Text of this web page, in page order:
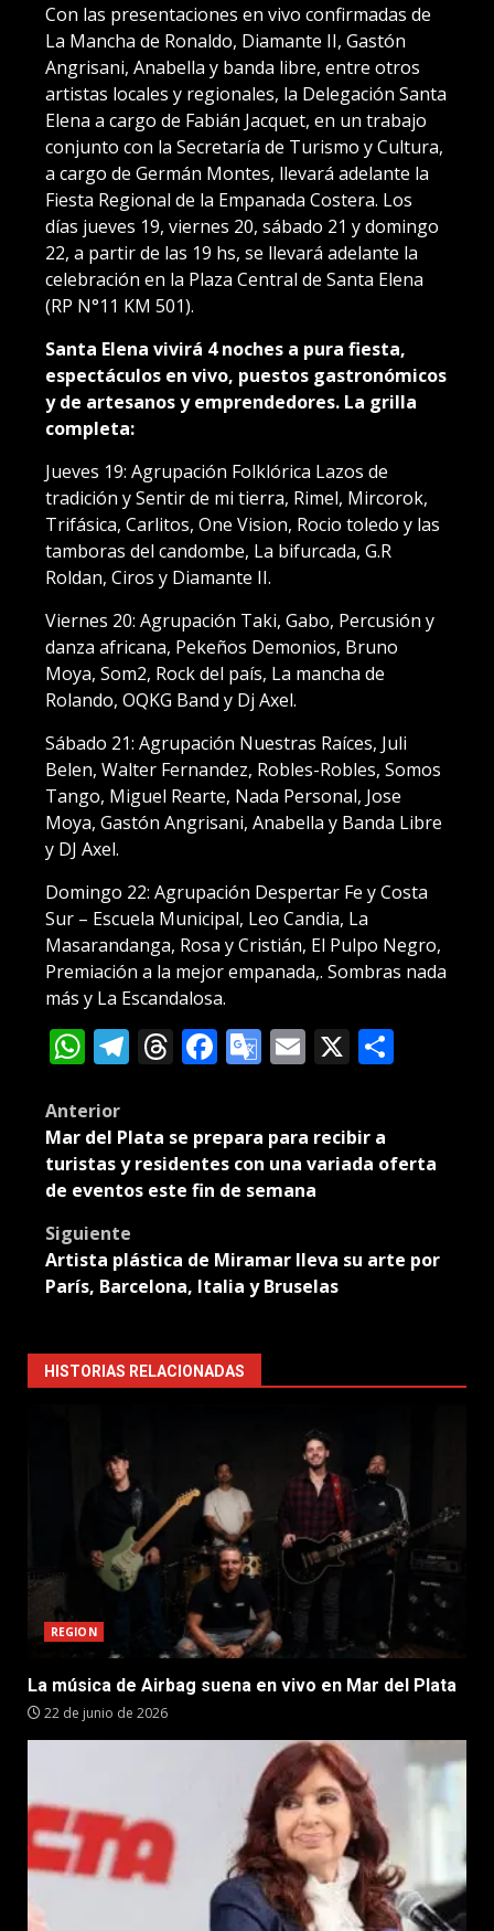
Con las presentaciones en vivo confirmadas de
La Mancha de Ronaldo, Diamante II, Gastón
Angrisani, Anabella y banda libre, entre otros
artistas locales y regionales, la Delegación Santa
Elena a cargo de Fabián Jacquet, en un trabajo
conjunto con la Secretaría de Turismo y Cultura,
a cargo de Germán Montes, llevará adelante la
Fiesta Regional de la Empanada Costera. Los
días jueves 19, viernes 20, sábado 21 y domingo
22, a partir de las 19 hs, se llevará adelante la
celebración en la Plaza Central de Santa Elena
(RP N°11 KM 501).
Santa Elena vivirá 4 noches a pura fiesta,
espectáculos en vivo, puestos gastronómicos
y de artesanos y emprendedores. La grilla
completa:
Jueves 19: Agrupación Folklórica Lazos de
tradición y Sentir de mi tierra, Rimel, Mircorok,
Trifásica, Carlitos, One Vision, Rocio toledo y las
tamboras del candombe, La bifurcada, G.R
Roldan, Ciros y Diamante II.
Viernes 20: Agrupación Taki, Gabo, Percusión y
danza africana, Pekeños Demonios, Bruno
Moya, Som2, Rock del país, La mancha de
Rolando, OQKG Band y Dj Axel.
Sábado 21: Agrupación Nuestras Raíces, Juli
Belen, Walter Fernandez, Robles-Robles, Somos
Tango, Miguel Rearte, Nada Personal, Jose
Moya, Gastón Angrisani, Anabella y Banda Libre
y DJ Axel.
Domingo 22: Agrupación Despertar Fe y Costa
Sur – Escuela Municipal, Leo Candia, La
Masarandanga, Rosa y Cristián, El Pulpo Negro,
Premiación a la mejor empanada,. Sombras nada
más y La Escandalosa.
WhatsApp
Telegram
Threads
Facebook
Google
Email
X
Post
navigation
Anterior
Mar del Plata se prepara para recibir a
turistas y residentes con una variada oferta
de eventos este fin de semana
Siguiente
Artista plástica de Miramar lleva su arte por
París, Barcelona, Italia y Bruselas
HISTORIAS RELACIONADAS
REGION
La música de Airbag suena en vivo en Mar del Plata
22 de junio de 2026